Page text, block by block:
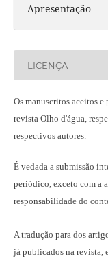
Apresentação
LICENÇA
Os manuscritos aceitos
revista Olho d'água,
respectivos autores.
É vedada a submissão
periódico, exceto com a
responsabilidade do
A tradução para dos
já publicados na revista,